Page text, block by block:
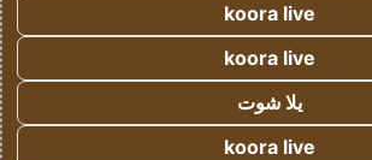
koora live
koora live
يلا شوت
koora live